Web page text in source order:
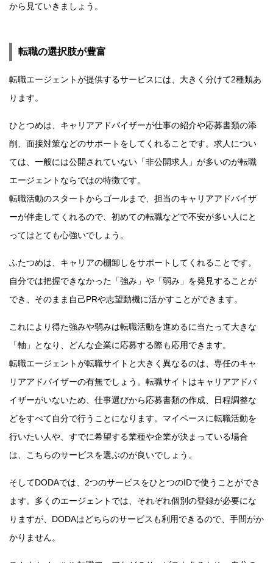
から見ていきましょう。
転職の選択肢が豊富
転職エージェントが提供するサービスには、大きく分けて2種類あ
ります。
ひとつめは、キャリアアドバイザーが仕事の紹介や応募書類の添
削、面接対策などのサポートをしてくれることです。求人につい
ては、一般には公開されていない「非公開求人」が多いのが転職
エージェントならではの特徴です。
転職活動のスタートからゴールまで、担当のキャリアアドバイザ
ーが伴走してくれるので、初めての転職などで不安が多い人にと
ってはとても心強いでしょう。
ふたつめは、キャリアの棚卸しをサポートしてくれることです。
自分では把握できなかった「強み」や「弱み」を発見することが
でき、そのまま自己PRや志望動機に活かすことができます。
これにより得た強みや弱みは転職活動を進めるに当たって大きな
「軸」となり、どんな企業に応募する際も応用できます。
転職エージェントが転職サイトと大きく異なるのは、専任のキャ
リアアドバイザーの有無でしょう。転職サイトはキャリアアドバ
イザーがいないため、仕事選びから応募書類の作成、日程調整な
どをすべて自分で行うことになります。マイペースに転職活動を
行いたい人や、すでに希望する業種や企業が決まっている場合
は、こちらのサービスを選ぶのが良いでしょう。
そしてDODAでは、2つのサービスをひとつのIDで使うことができ
ます。多くのエージェントでは、それぞれ個別の登録が必要にな
りますが、DODAはどちらのサービスも利用できるので、手間がか
かりません。